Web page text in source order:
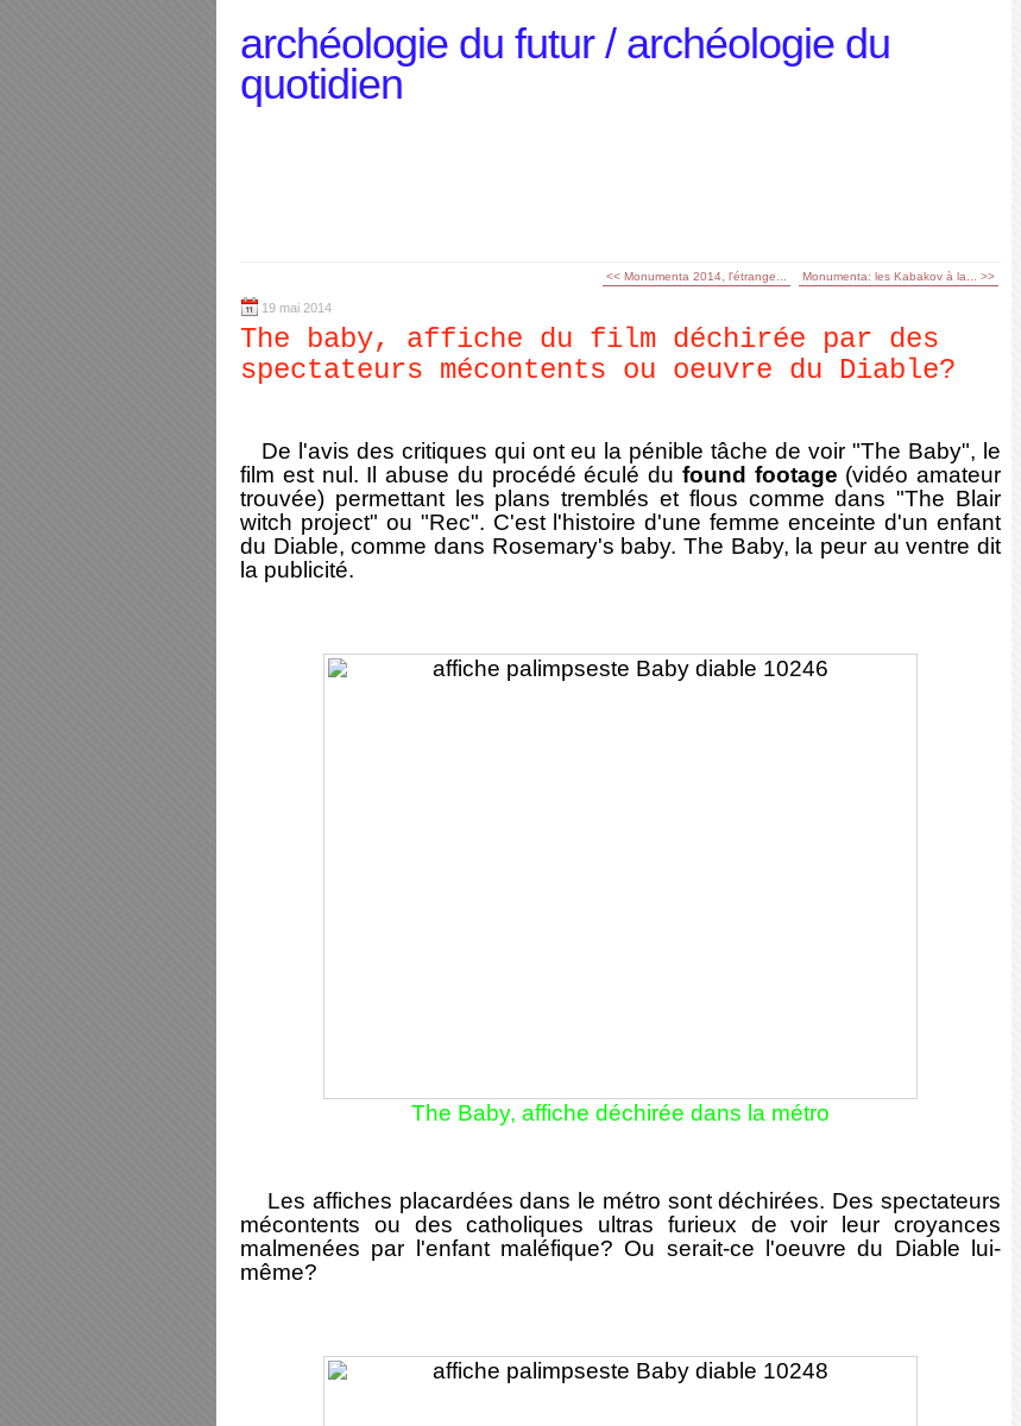
archéologie du futur / archéologie du
quotidien
<< Monumenta 2014, l'étrange... Monumenta: les Kabakov à la... >>
19 mai 2014
The baby, affiche du film déchirée par des
spectateurs mécontents ou oeuvre du Diable?
De l'avis des critiques qui ont eu la pénible tâche de voir "The Baby", le
film est nul. Il abuse du procédé éculé du found footage (vidéo amateur
trouvée) permettant les plans tremblés et flous comme dans "The Blair
witch project" ou "Rec". C'est l'histoire d'une femme enceinte d'un enfant
du Diable, comme dans Rosemary's baby. The Baby, la peur au ventre dit
la publicité.
The Baby, affiche déchirée dans la métro
Les affiches placardées dans le métro sont déchirées. Des spectateurs
mécontents ou des catholiques ultras furieux de voir leur croyances
malmenées par l'enfant maléfique? Ou serait-ce l'oeuvre du Diable lui-
même?